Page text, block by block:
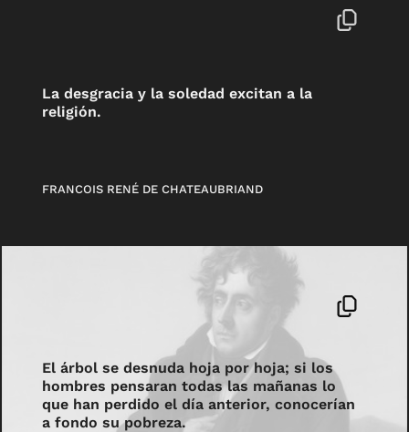
La desgracia y la soledad excitan a la
religión.
FRANCOIS RENÉ DE CHATEAUBRIAND
El árbol se desnuda hoja por hoja; si los
hombres pensaran todas las mañanas lo
que han perdido el día anterior, conocerían
a fondo su pobreza.